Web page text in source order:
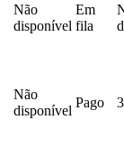
Não
disponível
Em
fila
Não
disponível
Pago